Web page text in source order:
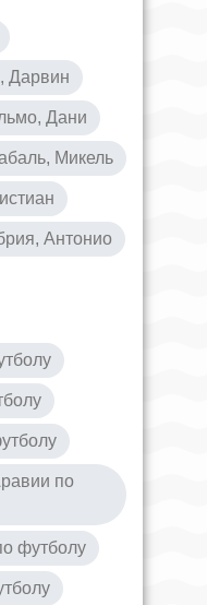
Дарвин
Дани
Микель
Антонио
по
футболу